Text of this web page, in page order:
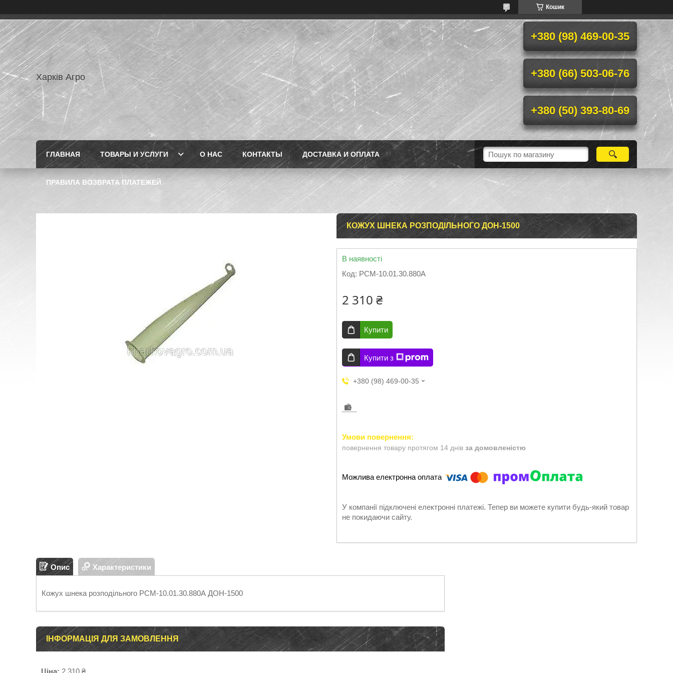
Кошик
Харків Агро
+380 (98) 469-00-35
+380 (66) 503-06-76
+380 (50) 393-80-69
ГЛАВНАЯ ТОВАРЫ И УСЛУГИ О НАС КОНТАКТЫ ДОСТАВКА И ОПЛАТА
ПРАВИЛА ВОЗВРАТА ПЛАТЕЖЕЙ
КОЖУХ ШНЕКА РОЗПОДІЛЬНОГО ДОН-1500
В наявності
Код: РСМ-10.01.30.880А
2 310 ₴
Купити
Купити з
+380 (98) 469-00-35
повернення товару протягом 14 днів за домовленістю
У компанії підключені електронні платежі. Тепер ви можете купити будь-який товар
не покидаючи сайту.
Опис Характеристики
Кожух шнека розподільного РСМ-10.01.30.880А ДОН-1500
ІНФОРМАЦІЯ ДЛЯ ЗАМОВЛЕННЯ
Ціна: 2 310 ₴